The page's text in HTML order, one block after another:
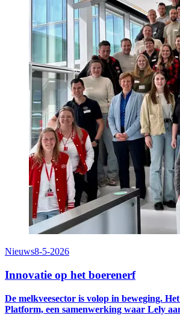
Nieuws8-5-2026
Innovatie op het boerenerf
De melkveesector is volop in beweging.
Platform, een samenwerking waar Lely